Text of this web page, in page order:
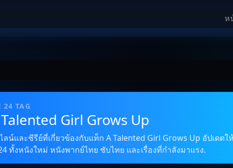
ห
24 TAG
Girl Grows Up
น์และซีรีย์ที่เกี่ยวข้องกับแท็ก A Talented Girl Grows Up อัปเดตใ
ทั้งหนังใหม่ หนังพากย์ไทย ซับไทย และเรื่องที่กำลังมาแรง.